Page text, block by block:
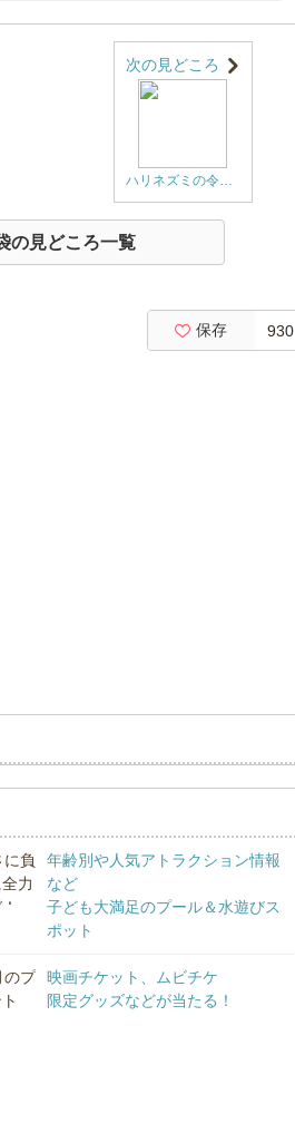
次の見どころ
ハリネズミの令和ベイビー誕生！！可愛い男女の双子ちゃん
の見どころ一覧
保存 930
年齢別や人気アトラクション情報
など
子ども大満足のプール＆水遊びス
ポット
映画チケット、ムビチケ
限定グッズなどが当たる！